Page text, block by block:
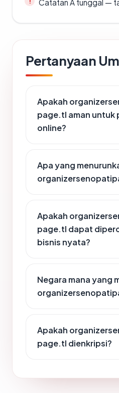
Catatan A tunggal —
Pertanyaan
Apakah
page.tl aman untuk
online?
Apa yang
Apakah
page.tl dapat
bisnis nyata?
Negara mana yang
Apakah
page.tl dienkripsi?